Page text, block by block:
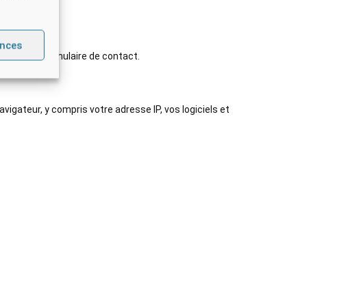
le formulaire de contact.
y compris votre adresse IP, vos logiciels et